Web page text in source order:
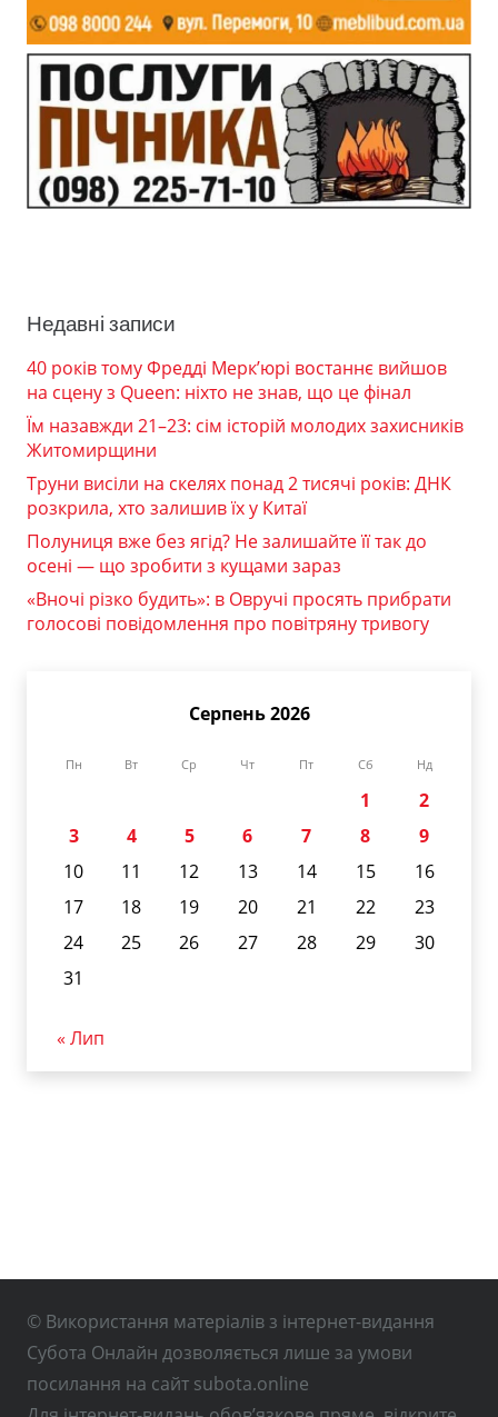
Недавні записи
40 років тому Фредді Мерк’юрі востаннє вийшов
на сцену з Queen: ніхто не знав, що це фінал
Їм назавжди 21–23: сім історій молодих захисників
Житомирщини
Труни висіли на скелях понад 2 тисячі років: ДНК
розкрила, хто залишив їх у Китаї
Полуниця вже без ягід? Не залишайте її так до
осені — що зробити з кущами зараз
«Вночі різко будить»: в Овручі просять прибрати
голосові повідомлення про повітряну тривогу
Серпень 2026
Пн Вт Ср Чт Пт Сб Нд
1
2
3
4 5 6 7 8
9
10
11 12 13 14 15
16
17
18 19 20 21 22
23
24
25 26 27 28 29
30
31
« Лип
© Використання матеріалів з інтернет-видання
Субота Онлайн дозволяється лише за умови
посилання на сайт subota.online